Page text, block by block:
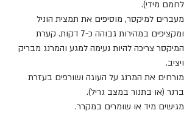
לחמם מידי).
מעברים למיקסר, מוסיפים את תמצית הוניל
ומקציפים במהירות גבוהה כ-7 דקות. קערת
המיקסר צריכה להיות נעימה למגע והמרנג מבריק
ויציב.
מורחים את המרנג על העוגה ושורפים בעזרת
ברנר (או בתנור במצב גריל).
מגישים מיד או שומרים במקרר.